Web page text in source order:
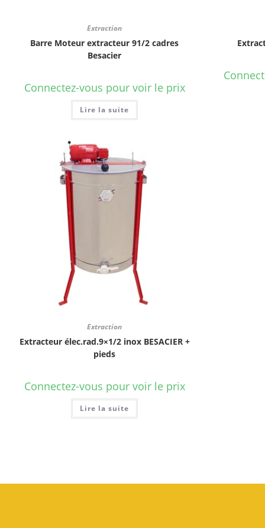
Extraction
Barre Moteur extracteur 91/2 cadres
Besacier
Connectez-vous pour voir le prix
Lire la suite
Extraction
Extracteur élec.rad.9×1/2 inox BESACIER +
pieds
Connectez-vous pour voir le prix
Lire la suite